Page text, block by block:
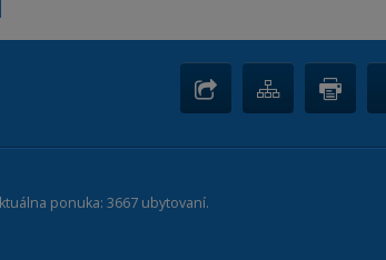
ponuka: 3667 ubytovaní.